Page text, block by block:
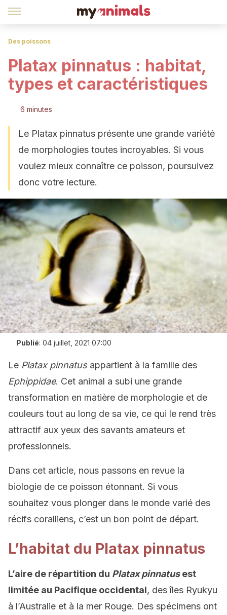
Des poissons
Platax pinnatus : habitat,
types et caractéristiques
6 minutes
Le Platax pinnatus présente une grande variété
de morphologies toutes incroyables. Si vous
voulez mieux connaître ce poisson, poursuivez
donc votre lecture.
Publié: 04 juillet, 2021 07:00
Le Platax pinnatusappartient à la famille des
Ephippidae. Cet animal a subi une grande
transformation en matière de morphologie et de
couleurs tout au long de sa vie, ce qui le rend très
attractif aux yeux des savants amateurs et
professionnels.
Dans cet article, nous passons en revue la
biologie de ce poisson étonnant. Si vous
souhaitez vous plonger dans le monde varié des
récifs coralliens, c’est un bon point de départ.
L’habitat du Platax pinnatus
L’aire de répartition du Platax pinnatusest
limitée au Pacifique occidental, des îles Ryukyu
à l’Australie et à la mer Rouge. Des spécimens ont